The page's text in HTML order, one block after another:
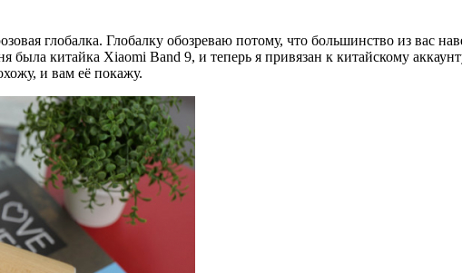
глобалка. Глобалку обозреваю потому, что большинство из вас
китайка Xiaomi Band 9, и теперь я привязан к китайскому
и вам её покажу.